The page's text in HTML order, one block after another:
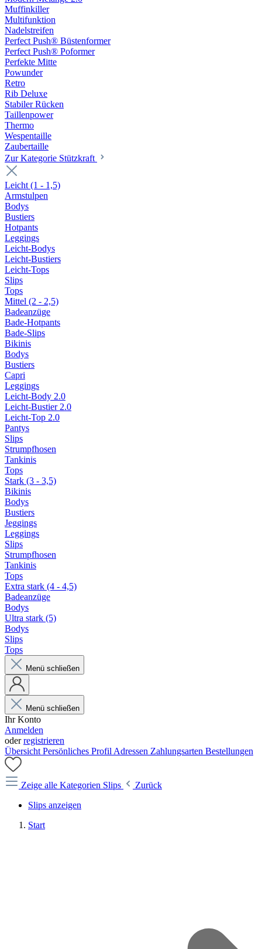
Muffinkiller
Multifunktion
Nadelstreifen
Perfect Push® Büstenformer
Perfect Push® Poformer
Perfekte Mitte
Powunder
Retro
Rib Deluxe
Stabiler Rücken
Taillenpower
Thermo
Wespentaille
Zaubertaille
Zur Kategorie Stützkraft
Leicht (1 - 1,5)
Armstulpen
Bodys
Bustiers
Hotpants
Leggings
Leicht-Bodys
Leicht-Bustiers
Leicht-Tops
Slips
Tops
Mittel (2 - 2,5)
Badeanzüge
Bade-Hotpants
Bade-Slips
Bikinis
Bodys
Bustiers
Capri
Leggings
Leicht-Body 2.0
Leicht-Bustier 2.0
Leicht-Top 2.0
Pantys
Slips
Strumpfhosen
Tankinis
Tops
Stark (3 - 3,5)
Bikinis
Bodys
Bustiers
Jeggings
Leggings
Slips
Strumpfhosen
Tankinis
Tops
Extra stark (4 - 4,5)
Badeanzüge
Bodys
Ultra stark (5)
Bodys
Slips
Tops
Menü schließen
Menü schließen
Ihr Konto
Anmelden
oderregistrieren
Übersicht Persönliches Profil Adressen Zahlungsarten Bestellungen
Zeige alle Kategorien Slips
Zurück
Slips anzeigen
Start